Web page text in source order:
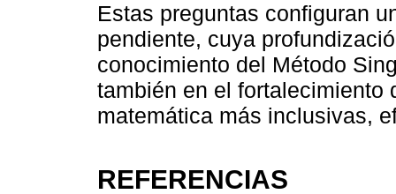
Estas preguntas configuran
pendiente, cuya
conocimiento del Método
también en el fortalecimiento
matemática más inclusivas,
REFERENCIAS